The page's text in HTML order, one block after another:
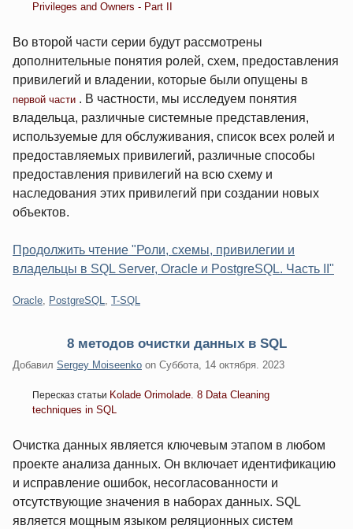
Privileges and Owners - Part II
Во второй части серии будут рассмотрены
дополнительные понятия ролей, схем, предоставления
привилегий и владении, которые были опущены в
первой части . В частности, мы исследуем понятия
владельца, различные системные представления,
используемые для обслуживания, список всех ролей и
предоставляемых привилегий, различные способы
предоставления привилегий на всю схему и
наследования этих привилегий при создании новых
объектов.
Продолжить чтение "Роли, схемы, привилегии и
владельцы в SQL Server, Oracle и PostgreSQL. Часть II"
Категории:
Oracle, PostgreSQL, T-SQL
8 методов очистки данных в SQL
Добавил Sergey Moiseenko on Суббота, 14 октября. 2023
Пересказ статьи Kolade Orimolade. 8 Data Cleaning
techniques in SQL
Очистка данных является ключевым этапом в любом
проекте анализа данных. Он включает идентификацию
и исправление ошибок, несогласованности и
отсутствующие значения в наборах данных. SQL
является мощным языком реляционных систем